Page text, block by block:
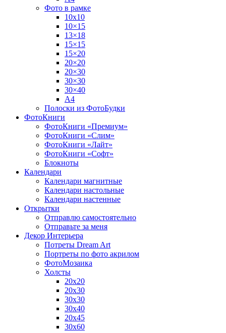
Фото в рамке
10х10
10×15
13×18
15×15
15×20
20×20
20×30
30×30
30×40
A4
Полоски из ФотоБудки
ФотоКниги
ФотоКниги «Премиум»
ФотоКниги «Слим»
ФотоКниги «Лайт»
ФотоКниги «Софт»
Блокноты
Календари
Календари магнитные
Календари настольные
Календари настенные
Открытки
Отправлю самостоятельно
Отправьте за меня
Декор Интерьера
Потреты Dream Art
Портреты по фото акрилом
ФотоМозаика
Холсты
20х20
20х30
30х30
30х40
20х45
30х60